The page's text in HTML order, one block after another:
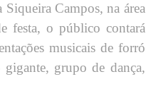
Campos, na área
festa, o público contará
musicais de forró
grupo de dança,